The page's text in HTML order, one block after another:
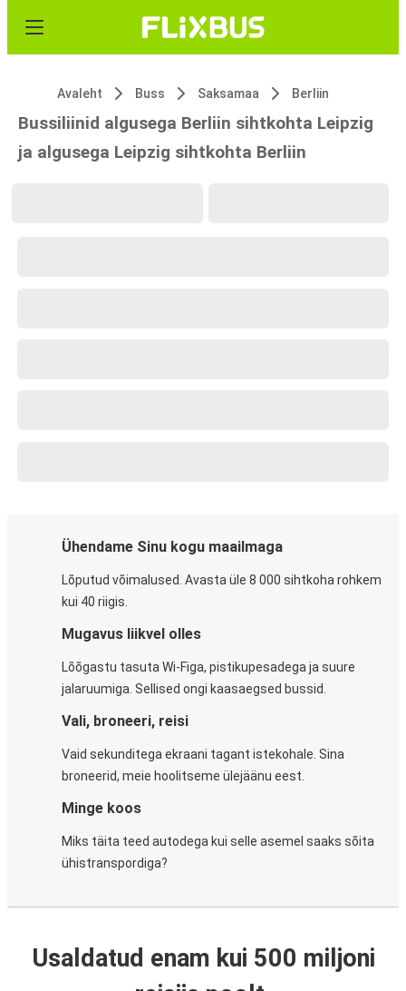
Avaleht Buss Saksamaa Berliin
Bussiliinid algusega Berliin sihtkohta Leipzig
ja algusega Leipzig sihtkohta Berliin
Ühendame Sinu kogu maailmaga
Lõputud võimalused. Avasta üle 8 000 sihtkoha rohkem
kui 40 riigis.
Mugavus liikvel olles
Lõõgastu tasuta Wi-Figa, pistikupesadega ja suure
jalaruumiga. Sellised ongi kaasaegsed bussid.
Vali, broneeri, reisi
Vaid sekunditega ekraani tagant istekohale. Sina
broneerid, meie hoolitseme ülejäänu eest.
Minge koos
Miks täita teed autodega kui selle asemel saaks sõita
ühistranspordiga?
Usaldatud enam kui 500 miljoni